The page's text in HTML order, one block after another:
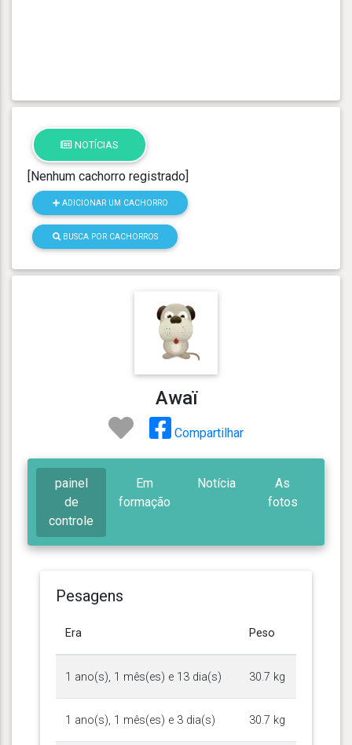
NOTÍCIAS
[Nenhum cachorro registrado]
ADICIONAR UM CACHORRO
BUSCA POR CACHORROS
Awaï
Compartilhar
painel
de
controle
Em
formação
Notícia
As
fotos
Pesagens
Era Peso
1 ano(s), 1 mês(es) e 13 dia(s) 30.7 kg
1 ano(s), 1 mês(es) e 3 dia(s) 30.7 kg